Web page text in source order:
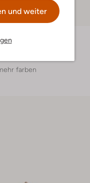
und weiter
Low
farben